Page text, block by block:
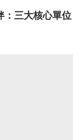
三大核心單位